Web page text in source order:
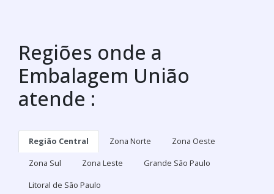
Regiões onde a
Embalagem União
atende :
Região Central Zona Norte
Zona Oeste
Zona Sul
Zona Leste
Grande São Paulo
Litoral de São Paulo